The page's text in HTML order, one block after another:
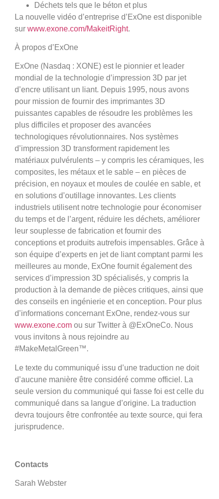
Déchets tels que le béton et plus
La nouvelle vidéo d’entreprise d’ExOne est disponible
sur www.exone.com/MakeitRight.
À propos d’ExOne
ExOne (Nasdaq : XONE) est le pionnier et leader
mondial de la technologie d’impression 3D par jet
d’encre utilisant un liant. Depuis 1995, nous avons
pour mission de fournir des imprimantes 3D
puissantes capables de résoudre les problèmes les
plus difficiles et proposer des avancées
technologiques révolutionnaires. Nos systèmes
d’impression 3D transforment rapidement les
matériaux pulvérulents – y compris les céramiques, les
composites, les métaux et le sable – en pièces de
précision, en noyaux et moules de coulée en sable, et
en solutions d’outillage innovantes. Les clients
industriels utilisent notre technologie pour économiser
du temps et de l’argent, réduire les déchets, améliorer
leur souplesse de fabrication et fournir des
conceptions et produits autrefois impensables. Grâce à
son équipe d’experts en jet de liant comptant parmi les
meilleures au monde, ExOne fournit également des
services d’impression 3D spécialisés, y compris la
production à la demande de pièces critiques, ainsi que
des conseils en ingénierie et en conception. Pour plus
d’informations concernant ExOne, rendez-vous sur
www.exone.com ou sur Twitter à @ExOneCo. Nous
vous invitons à nous rejoindre au
#MakeMetalGreen™.
Le texte du communiqué issu d’une traduction ne doit
d’aucune manière être considéré comme officiel. La
seule version du communiqué qui fasse foi est celle du
communiqué dans sa langue d’origine. La traduction
devra toujours être confrontée au texte source, qui fera
jurisprudence.
Contacts
Sarah Webster